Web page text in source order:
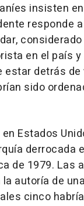
insisten
responde
en el país y
estar detrás
sido
Estados
derrocada
de 1979. Las
autoría de
cinco